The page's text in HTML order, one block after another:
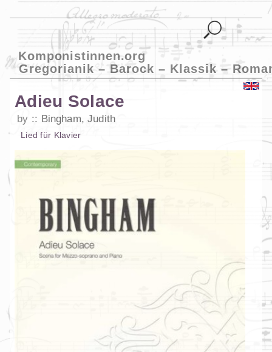
Komponistinnen.org
Gregorianik – Barock – Klassik –
Adieu Solace
by Bingham, Judith
Lied für Klavier